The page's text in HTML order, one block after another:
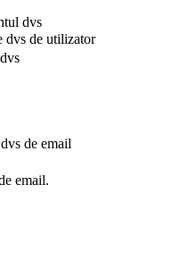
dvs
dvs de utilizator
de email
email.